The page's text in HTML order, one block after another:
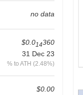
no data
$0.014360
31 Dec 23
% to ATH (2.48%)
$0.00